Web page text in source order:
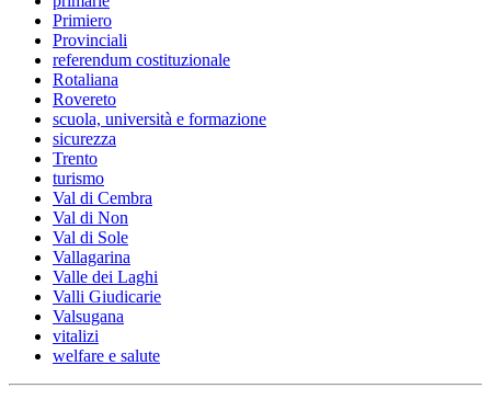
Primiero
Provinciali
referendum costituzionale
Rotaliana
Rovereto
scuola, università e formazione
sicurezza
Trento
turismo
Val di Cembra
Val di Non
Val di Sole
Vallagarina
Valle dei Laghi
Valli Giudicarie
Valsugana
vitalizi
welfare e salute